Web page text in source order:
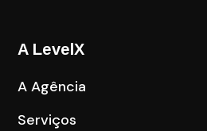
A LevelX
A Agência
Serviços